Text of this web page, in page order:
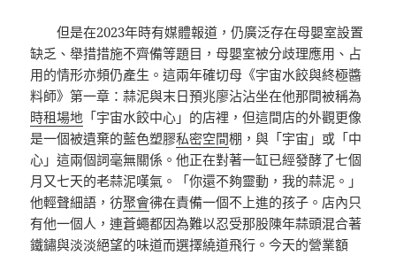
但是在2023年時有媒體報道，仍廣泛存在母嬰室設置
缺乏、舉措措施不齊備等題目，母嬰室被分歧理應用、占
用的情形亦頻仍產生。這兩年確切母《宇宙水餃與終極醬
料師》第一章：蒜泥與末日預兆廖沾沾坐在他那間被稱為
時租場地 「宇宙水餃中心」的店裡，但這間店的外觀更像
是一個被遺棄的藍色塑膠私密空間棚，與「宇宙」或「中
心」這兩個詞毫無關係。他正在對著一缸已經發酵了七個
月又七天的老蒜泥嘆氣。「你還不夠靈動，我的蒜泥。」
他輕聲細語，彷聚會彿在責備一個不上進的孩子。店內只
有他一個人，連蒼蠅都因為難以忍受那股陳年蒜頭混合著
鐵鏽與淡淡絕望的味道而選擇繞道飛行。今天的營業額